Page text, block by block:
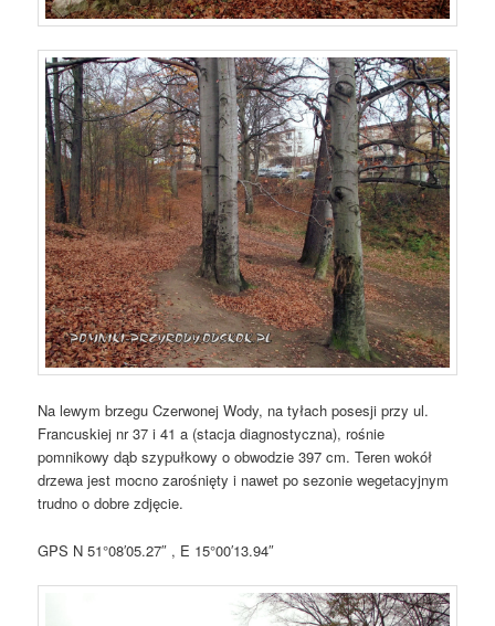
Na lewym brzegu Czerwonej Wody, na tyłach posesji przy ul.
Francuskiej nr 37 i 41 a (stacja diagnostyczna), rośnie
pomnikowy dąb szypułkowy o obwodzie 397 cm. Teren wokół
drzewa jest mocno zarośnięty i nawet po sezonie wegetacyjnym
trudno o dobre zdjęcie.
GPS N 51°08′05.27″ , E 15°00′13.94″